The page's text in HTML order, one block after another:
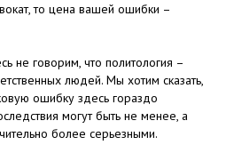
то цена вашей ошибки –
не говорим, что политология –
людей. Мы хотим сказать,
ошибку здесь гораздо
могут быть не менее, а
более серьезными.